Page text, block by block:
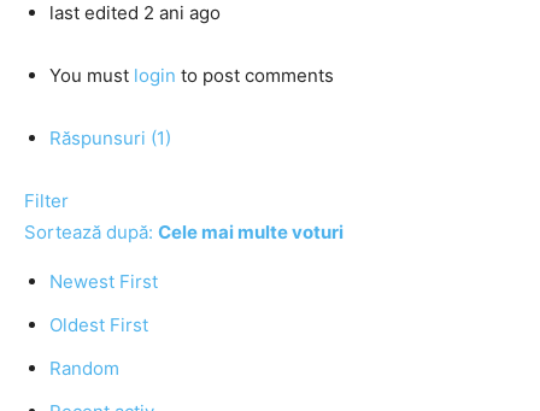
last edited 2 ani ago
You must login to post comments
Răspunsuri (1)
Filter
Sortează după: Cele mai multe voturi
Newest First
Oldest First
Random